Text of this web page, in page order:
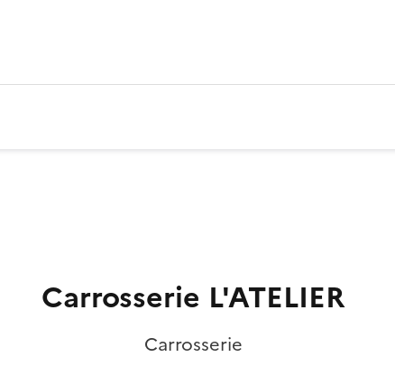
Carrosserie L'ATELIER
Carrosserie